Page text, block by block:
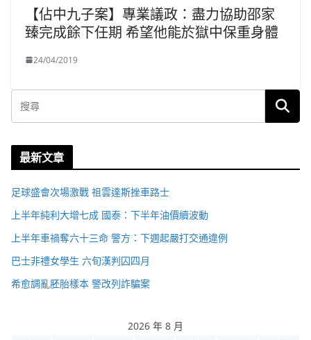
【佔中九子案】專業議政：盡力協助邵家
臻完成餘下任期 希望他能於獄中保重身體
24/04/2019
最新文章
足球盛會次場激戰 祖雲達斯挫車路士
上半年純利大增七成 國泰：下半年油價續波動
上半年車禍奪六十三命 警方：下週起嚴打交通違例
巴士非禮女學生 六旬漢判囚四月
希愈調亂胚胎樣本 警改列詐騙案
2026 年 8 月